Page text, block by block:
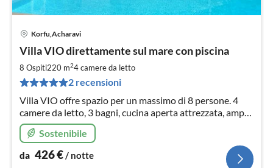
Korfu,Acharavi
Villa VIO direttamente sul mare con piscina
8 Ospiti220 m24camere da letto
2 recensioni
Villa VIO offre spazio per un massimo di 8 persone. 4
camere da letto, 3 bagni, cucina aperta attrezzata, ampio
soggiorno con veranda, grande terrazza con fantastica
vista mare/piscina/spiaggia !!!2023 ampliato!!!
Sostenibile
da 426€/ notte